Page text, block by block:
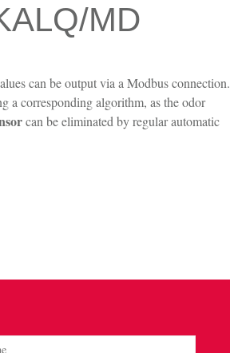
MD
​​can be output via a Modbus connection.
a corresponding algorithm, as the odor
can be eliminated by regular automatic